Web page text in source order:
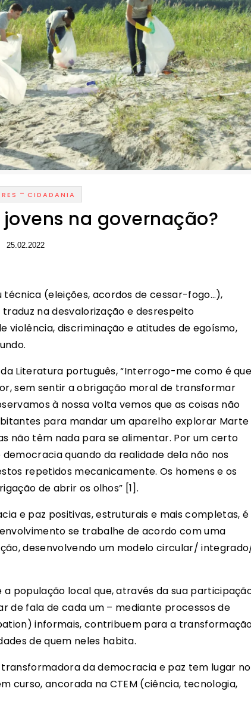
- CIDADANIA
na governação?
25.02.2022
(eleições, acordos de cessar-fogo…),
traduz na desvalorização e desrespeito
violência, discriminação e atitudes de egoísmo,
Literatura português, “Interrogo-me como é que
sem sentir a obrigação moral de transformar
à nossa volta vemos que as coisas não
para mandar um aparelho explorar Marte
não têm nada para se alimentar. Por um certo
quando da realidade dela não nos
repetidos mecanicamente. Os homens e os
de abrir os olhos” [1].
e paz positivas, estruturais e mais completas, é
se trabalhe de acordo com uma
desenvolvendo um modelo circular/
população local que, através da sua
de fala de cada um – mediante processos de
informais, contribuem para a
de quem neles habita.
da democracia e paz tem lugar no
curso, ancorada na CTEM (ciência, tecnologia,